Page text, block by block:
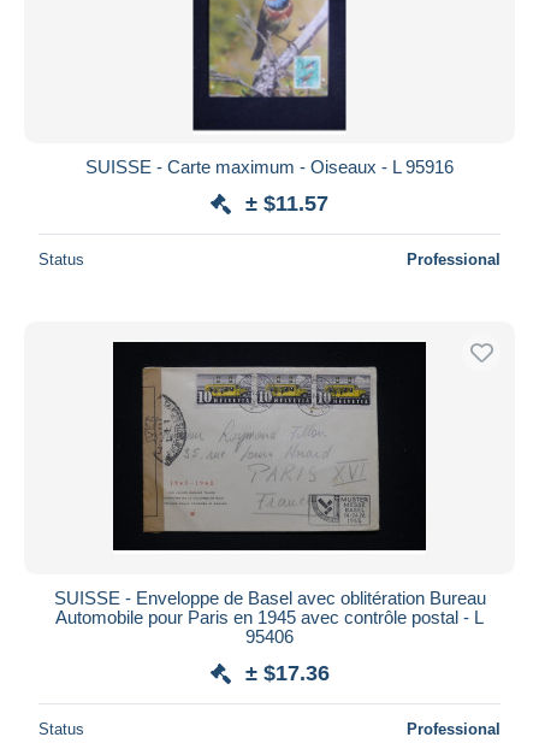
SUISSE - Carte maximum - Oiseaux - L 95916
± $11.57
Status Professional
SUISSE - Enveloppe de Basel avec oblitération Bureau
Automobile pour Paris en 1945 avec contrôle postal - L
95406
± $17.36
Status Professional